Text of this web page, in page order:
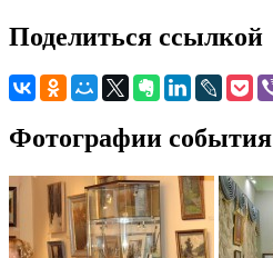
Поделиться ссылкой
Фотографии события